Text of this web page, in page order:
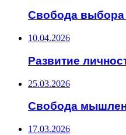
Свобода выбора
10.04.2026
Развитие
25.03.2026
Свобода
17.03.2026